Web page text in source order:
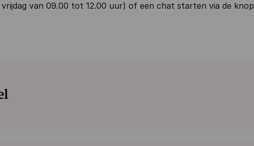
van 09.00 tot 12.00 uur) of een chat starten via de knop